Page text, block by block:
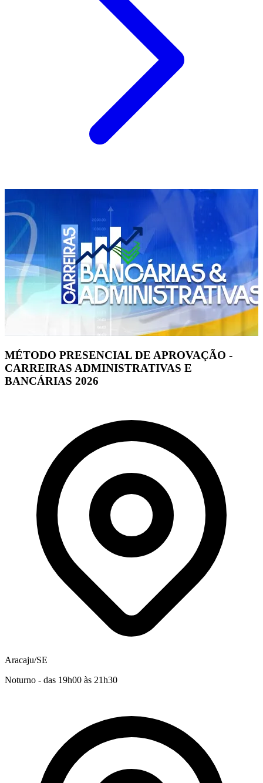
MÉTODO PRESENCIAL DE APROVAÇÃO -
CARREIRAS ADMINISTRATIVAS E
BANCÁRIAS 2026
Aracaju/SE
Noturno - das 19h00 às 21h30